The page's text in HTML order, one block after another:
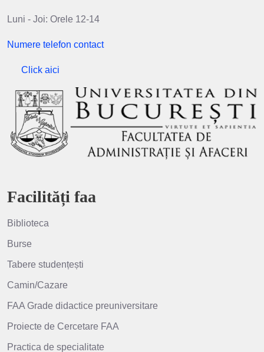
Luni - Joi: Orele 12-14
Numere telefon contact
Click aici
Facilități faa
Biblioteca
Burse
Tabere studențești
Camin/Cazare
FAA Grade didactice preuniversitare
Proiecte de Cercetare FAA
Practica de specialitate